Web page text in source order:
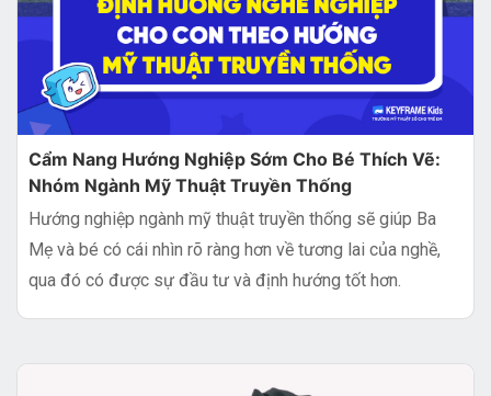
Cẩm Nang Hướng Nghiệp Sớm Cho Bé Thích Vẽ:
Nhóm Ngành Mỹ Thuật Truyền Thống
Hướng nghiệp ngành mỹ thuật truyền thống sẽ giúp Ba
Mẹ và bé có cái nhìn rõ ràng hơn về tương lai của nghề,
qua đó có được sự đầu tư và định hướng tốt hơn.